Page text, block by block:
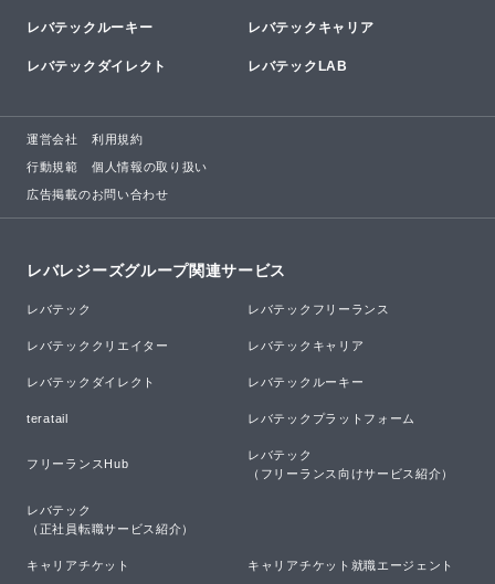
レバテックルーキー レバテックキャリア
レバテックダイレクト レバテックLAB
運営会社 利用規約
行動規範 個人情報の取り扱い
広告掲載のお問い合わせ
レバレジーズグループ関連サービス
レバテック レバテックフリーランス
レバテッククリエイター レバテックキャリア
レバテックダイレクト レバテックルーキー
teratail レバテックプラットフォーム
フリーランスHub
レバテック
（フリーランス向けサービス紹介）
レバテック
（正社員転職サービス紹介）
キャリアチケット キャリアチケット就職エージェント